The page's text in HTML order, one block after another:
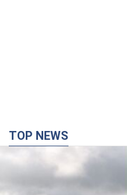
TOP NEWS